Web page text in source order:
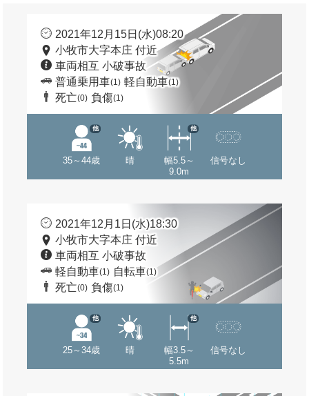
2021年12月15日(水)08:20
小牧市大字本庄 付近
車両相互 小破事故
普通乗用車(1) 軽自動車(1)
死亡(0) 負傷(1)
35～44歳
他
晴
幅5.5～
9.0m
他
信号なし
2021年12月1日(水)18:30
小牧市大字本庄 付近
車両相互 小破事故
軽自動車(1) 自転車(1)
死亡(0) 負傷(1)
25～34歳
他
晴
幅3.5～
5.5m
他
信号なし